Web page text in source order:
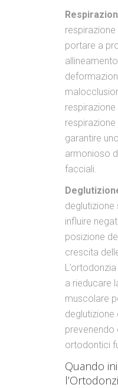
portare a
respirazione
garantire
armonioso
facciali.
influire
posizione
crescita
a rieducare
muscolare
deglutizione
ortodontici
Quando